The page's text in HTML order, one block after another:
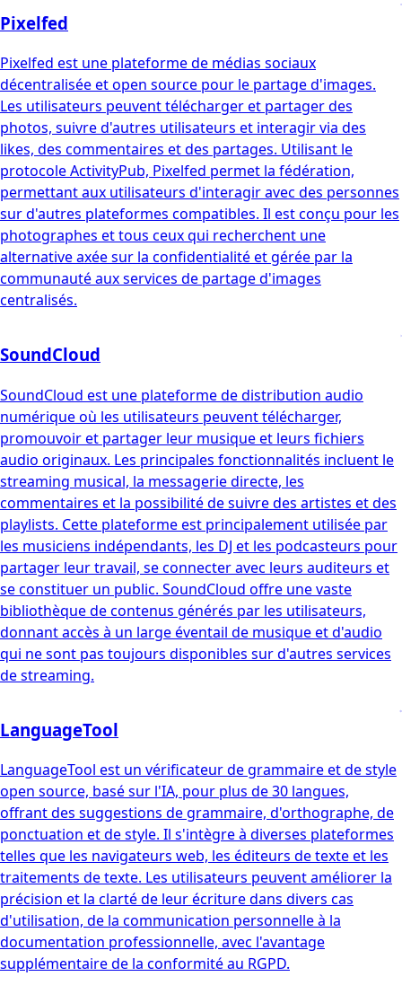
Pixelfed
Pixelfed est une plateforme de médias sociaux
décentralisée et open source pour le partage d'images.
Les utilisateurs peuvent télécharger et partager des
photos, suivre d'autres utilisateurs et interagir via des
likes, des commentaires et des partages. Utilisant le
protocole ActivityPub, Pixelfed permet la fédération,
permettant aux utilisateurs d'interagir avec des personnes
sur d'autres plateformes compatibles. Il est conçu pour les
photographes et tous ceux qui recherchent une
alternative axée sur la confidentialité et gérée par la
communauté aux services de partage d'images
centralisés.
SoundCloud
SoundCloud est une plateforme de distribution audio
numérique où les utilisateurs peuvent télécharger,
promouvoir et partager leur musique et leurs fichiers
audio originaux. Les principales fonctionnalités incluent le
streaming musical, la messagerie directe, les
commentaires et la possibilité de suivre des artistes et des
playlists. Cette plateforme est principalement utilisée par
les musiciens indépendants, les DJ et les podcasteurs pour
partager leur travail, se connecter avec leurs auditeurs et
se constituer un public. SoundCloud offre une vaste
bibliothèque de contenus générés par les utilisateurs,
donnant accès à un large éventail de musique et d'audio
qui ne sont pas toujours disponibles sur d'autres services
de streaming.
LanguageTool
LanguageTool est un vérificateur de grammaire et de style
open source, basé sur l'IA, pour plus de 30 langues,
offrant des suggestions de grammaire, d'orthographe, de
ponctuation et de style. Il s'intègre à diverses plateformes
telles que les navigateurs web, les éditeurs de texte et les
traitements de texte. Les utilisateurs peuvent améliorer la
précision et la clarté de leur écriture dans divers cas
d'utilisation, de la communication personnelle à la
documentation professionnelle, avec l'avantage
supplémentaire de la conformité au RGPD.